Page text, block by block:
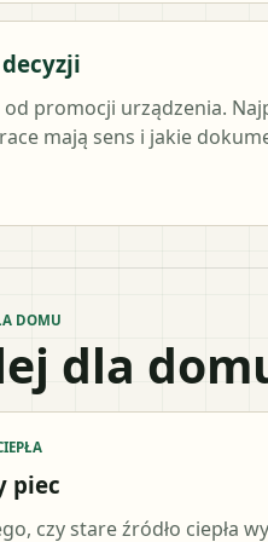
od promocji urządzenia.
mają sens i jakie
DOMU
dla
piec
czy stare źródło ciepła